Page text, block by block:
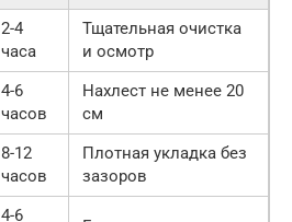
2-4
часа
Тщательная очистка
и осмотр
4-6
часов
Нахлест не менее 20
см
8-12
часов
Плотная укладка без
зазоров
4-6